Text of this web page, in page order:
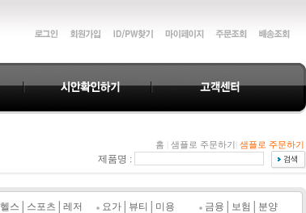
홈 샘플로 주문하기 샘플로 주문하기
제품명 :
헬스│스포츠│레저 요가│뷰티│미용
금융│보험│분양